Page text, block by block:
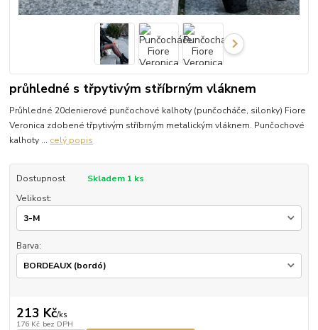
průhledné s třpytivým stříbrným vláknem
Průhledné 20denierové punčochové kalhoty (punčocháče, silonky) Fiore
Veronica zdobené třpytivým stříbrným metalickým vláknem. Punčochové
kalhoty ... celý popis
Dostupnost
Skladem 1 ks
Velikost:
Barva:
213 Kč/ks
176 Kč bez DPH